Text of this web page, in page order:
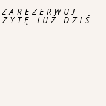
ZAREZERWUJ
JUŻ DZIŚ